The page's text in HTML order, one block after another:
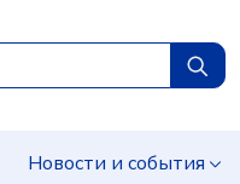
Новости и события